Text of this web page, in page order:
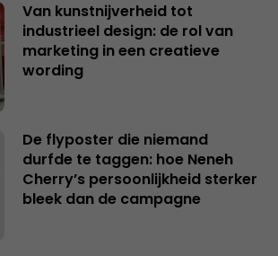
Van kunstnijverheid tot
industrieel design: de rol van
marketing in een creatieve
wording
De flyposter die niemand
durfde te taggen: hoe Neneh
Cherry’s persoonlijkheid sterker
bleek dan de campagne